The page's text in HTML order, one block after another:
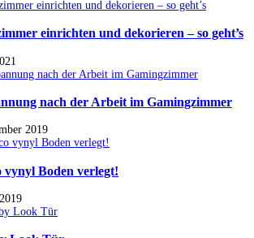
einrichten und dekorieren – so geht’s
nach der Arbeit im Gamingzimmer
2019
vynyl Boden verlegt!